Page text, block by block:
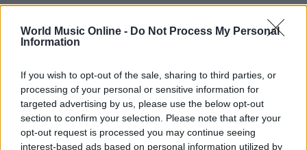
World Music Online - Do Not Process My Personal
Information
If you wish to opt-out of the sale, sharing to third parties, or
processing of your personal or sensitive information for
targeted advertising by us, please use the below opt-out
section to confirm your selection. Please note that after your
opt-out request is processed you may continue seeing
interest-based ads based on personal information utilized by